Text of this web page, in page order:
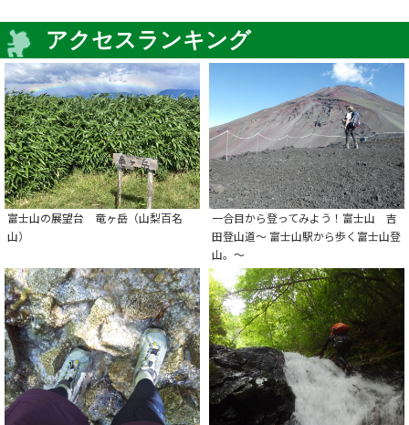
アクセスランキング
富士山の展望台 竜ヶ岳（山梨百名
山）
一合目から登ってみよう！富士山 吉
田登山道～ 富士山駅から歩く富士山登
山。～